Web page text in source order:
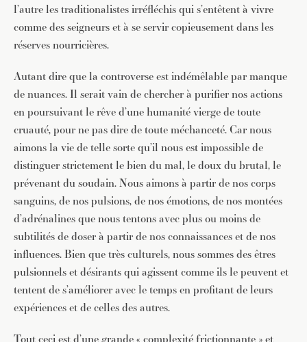
l’autre les traditionalistes irréfléchis qui s’entêtent à vivre
comme des seigneurs et à se servir copieusement dans les
réserves nourricières.
Autant dire que la controverse est indémêlable par manque
de nuances. Il serait vain de chercher à purifier nos actions
en poursuivant le rêve d’une humanité vierge de toute
cruauté, pour ne pas dire de toute méchanceté. Car nous
aimons la vie de telle sorte qu’il nous est impossible de
distinguer strictement le bien du mal, le doux du brutal, le
prévenant du soudain. Nous aimons à partir de nos corps
sanguins, de nos pulsions, de nos émotions, de nos montées
d’adrénalines que nous tentons avec plus ou moins de
subtilités de doser à partir de nos connaissances et de nos
influences. Bien que très culturels, nous sommes des êtres
pulsionnels et désirants qui agissent comme ils le peuvent et
tentent de s’améliorer avec le temps en profitant de leurs
expériences et de celles des autres.